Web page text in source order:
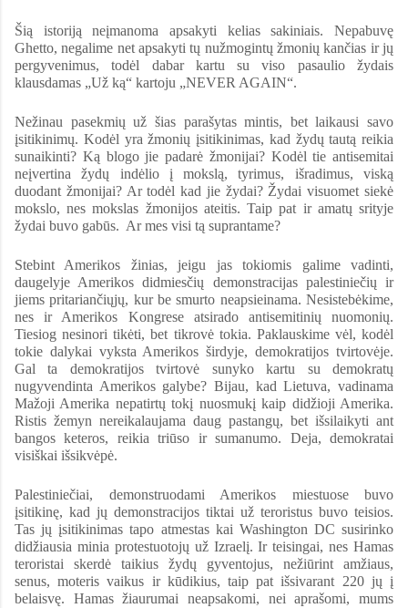
Šią istoriją neįmanoma apsakyti kelias sakiniais. Nepabuvę
Ghetto, negalime net apsakyti tų nužmogintų žmonių kančias ir jų
pergyvenimus, todėl dabar kartu su viso pasaulio žydais
klausdamas „Už ką“ kartoju „NEVER AGAIN“.
Nežinau pasekmių už šias parašytas mintis, bet laikausi savo
įsitikinimų. Kodėl yra žmonių įsitikinimas, kad žydų tautą reikia
sunaikinti? Ką blogo jie padarė žmonijai? Kodėl tie antisemitai
neįvertina žydų indėlio į mokslą, tyrimus, išradimus, viską
duodant žmonijai? Ar todėl kad jie žydai? Žydai visuomet siekė
mokslo, nes mokslas žmonijos ateitis. Taip pat ir amatų srityje
žydai buvo gabūs. Ar mes visi tą suprantame?
Stebint Amerikos žinias, jeigu jas tokiomis galime vadinti,
daugelyje Amerikos didmiesčių demonstracijas palestiniečių ir
jiems pritariančiųjų, kur be smurto neapsieinama. Nesistebėkime,
nes ir Amerikos Kongrese atsirado antisemitinių nuomonių.
Tiesiog nesinori tikėti, bet tikrovė tokia. Paklauskime vėl, kodėl
tokie dalykai vyksta Amerikos širdyje, demokratijos tvirtovėje.
Gal ta demokratijos tvirtovė sunyko kartu su demokratų
nugyvendinta Amerikos galybe? Bijau, kad Lietuva, vadinama
Mažoji Amerika nepatirtų tokį nuosmukį kaip didžioji Amerika.
Ristis žemyn nereikalaujama daug pastangų, bet išsilaikyti ant
bangos keteros, reikia triūso ir sumanumo. Deja, demokratai
visiškai išsikvėpė.
Palestiniečiai, demonstruodami Amerikos miestuose buvo
įsitikinę, kad jų demonstracijos tiktai už teroristus buvo teisios.
Tas jų įsitikinimas tapo atmestas kai Washington DC susirinko
didžiausia minia protestuotojų už Izraelį. Ir teisingai, nes Hamas
teroristai skerdė taikius žydų gyventojus, nežiūrint amžiaus,
senus, moteris vaikus ir kūdikius, taip pat išsivarant 220 jų į
belaisvę. Hamas žiaurumai neapsakomi, nei aprašomi, mums